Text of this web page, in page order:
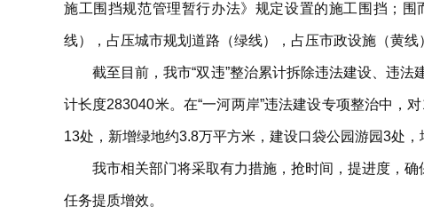
施工围挡规范管理暂行办法》规定设置的施工围挡；围
线），占压城市规划道路（绿线），占压市政设施（黄
截至目前，我市“双违”整治累计拆除违法建设、违
计长度283040米。在“一河两岸”违法建设专项整治中，
13处，新增绿地约3.8万平方米，建设口袋公园游园3处
我市相关部门将采取有力措施，抢时间，提进度，
任务提质增效。